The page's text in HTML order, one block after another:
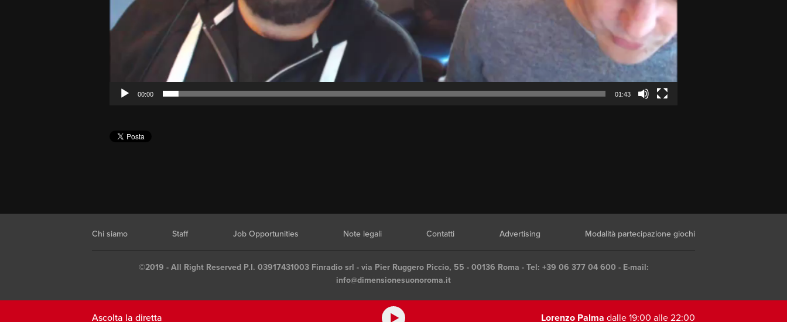
Ascolta la diretta Lorenzo Palma dalle 19:00 alle 22:00
00:00 01:43
Chi siamo Staff Job Opportunities Note legali Contatti Advertising Modalità partecipazione giochi
©2019 - All Right Reserved P.I. 03917431003 Finradio srl - via Pier Ruggero Piccio, 55 - 00136 Roma - Tel: +39 06 377 04 600 - E-mail:
info@dimensionesuonoroma.it